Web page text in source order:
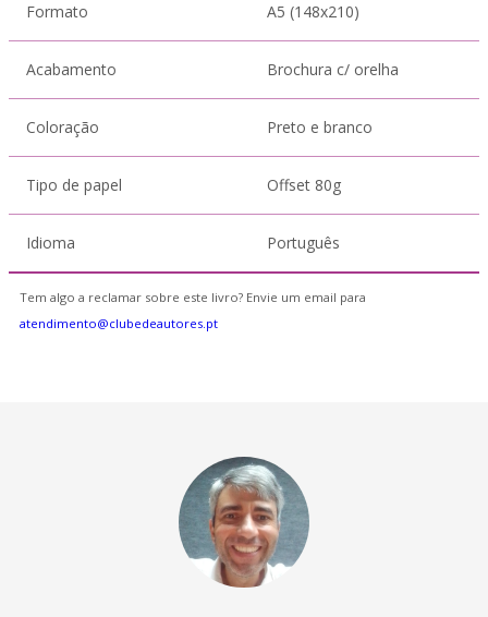
Formato A5 (148x210)
Acabamento Brochura c/ orelha
Coloração Preto e branco
Tipo de papel Offset 80g
Idioma Português
Tem algo a reclamar sobre este livro? Envie um email para
atendimento@clubedeautores.pt